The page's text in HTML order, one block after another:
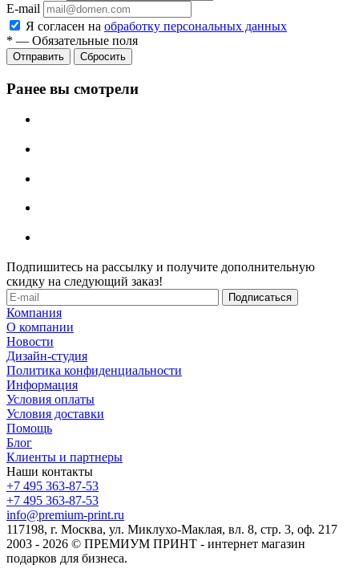
E-mail
Я согласен на обработку персональных данных
* — Обязательные поля
Отправить Сбросить
Ранее вы смотрели
Подпишитесь на рассылку и получите дополнительную
скидку на следующий заказ!
Компания
О компании
Новости
Дизайн-студия
Политика конфиденциальности
Информация
Условия оплаты
Условия доставки
Помощь
Блог
Клиенты и партнеры
Наши контакты
+7 495 363-87-53
+7 495 363-87-53
info@premium-print.ru
117198, г. Москва, ул. Миклухо-Маклая, вл. 8, стр. 3, оф. 217
2003 - 2026 © ПРЕМИУМ ПРИНТ - интернет магазин
подарков для бизнеса.